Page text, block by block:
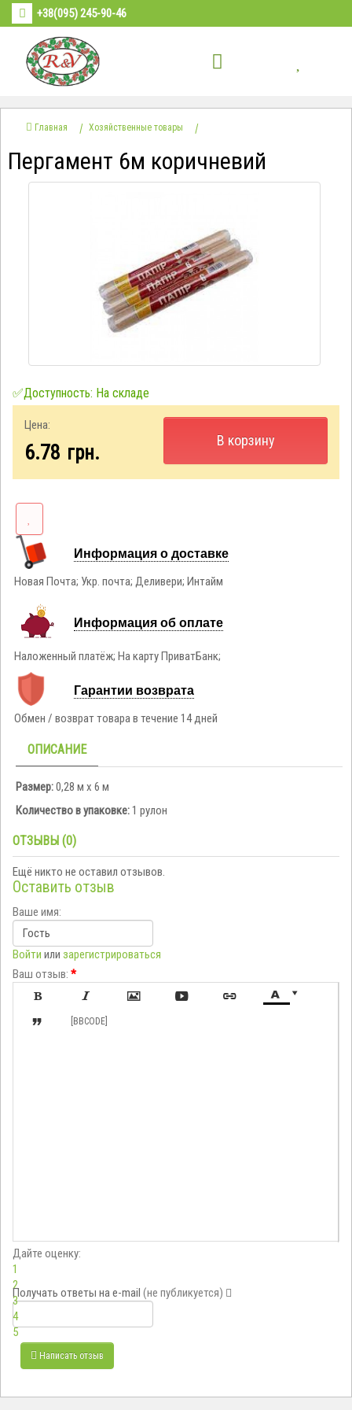
+38(095) 245-90-46
Главная Хозяйственные товары
Пергамент 6м коричневий
✅Доступность: На складе
Цена:
6.78 грн.
В корзину
Информация о доставке
Новая Почта; Укр. почта; Деливери; Интайм
Информация об оплате
Наложенный платёж; На карту ПриватБанк;
Гарантии возврата
Обмен / возврат товара в течение 14 дней
ОПИСАНИЕ
Размер:0,28 м х 6 м
Количество в упаковке:1 рулон
ОТЗЫВЫ (0)
Ещё никто не оставил отзывов.
Оставить отзыв
Ваше имя:
Войти или зарегистрироваться
Ваш отзыв: *

     
 [BBCODE]
Дайте оценку:
1
2
3
4
5
Получать ответы на e-mail (не публикуется)
Написать отзыв